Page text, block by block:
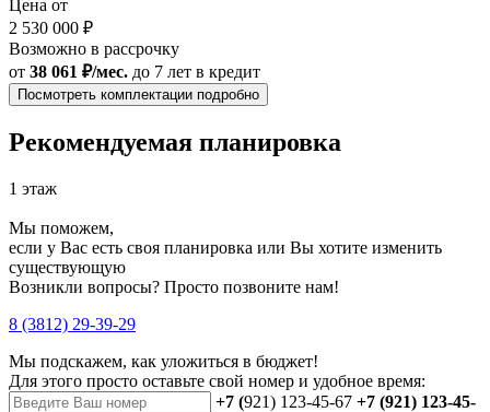
Цена от
2 530 000 ₽
Возможно в рассрочку
от 38 061 ₽/мес. до 7 лет в кредит
Посмотреть комплектации подробно
Рекомендуемая планировка
1 этаж
Мы поможем,
если у Вас есть своя планировка или Вы хотите изменить
существующую
Возникли вопросы? Просто позвоните нам!
8 (3812) 29-39-29
Мы подскажем, как уложиться в бюджет!
Для этого просто оставьте свой номер и удобное время:
+7 (921) 123-45-67 +7 (921) 123-45-